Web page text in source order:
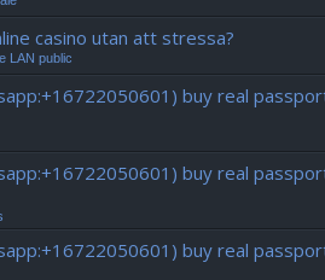
casino utan att stressa?
LAN public
buy real
buy real
buy real